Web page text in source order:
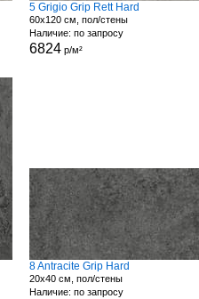
5 Grigio Grip Rett Hard
60x120 см, пол/стены
Наличие: по запросу
6824р/м²
8 Antracite Grip Hard
20x40 см, пол/стены
Наличие: по запросу